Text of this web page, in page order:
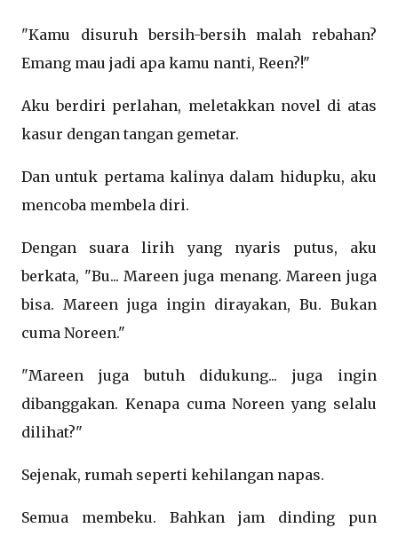
"Kamu disuruh bersih-bersih malah rebahan?
Emang mau jadi apa kamu nanti, Reen?!"
Aku berdiri perlahan, meletakkan novel di atas
kasur dengan tangan gemetar.
Dan untuk pertama kalinya dalam hidupku, aku
mencoba membela diri.
Dengan suara lirih yang nyaris putus, aku
berkata, "Bu... Mareen juga menang. Mareen juga
bisa. Mareen juga ingin dirayakan, Bu. Bukan
cuma Noreen."
"Mareen juga butuh didukung... juga ingin
dibanggakan. Kenapa cuma Noreen yang selalu
dilihat?"
Sejenak, rumah seperti kehilangan napas.
Semua membeku. Bahkan jam dinding pun